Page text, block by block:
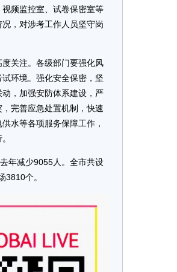
频监控室、试卷保密室等
，对涉考工作人员坚守岗
关注。各级部门要强化风
环境。强化安全保密，坚
，加强安防体系建设，严
完善应急处置机制，快速
水等各项服务保障工作，
年减少9055人。全市共设
个。